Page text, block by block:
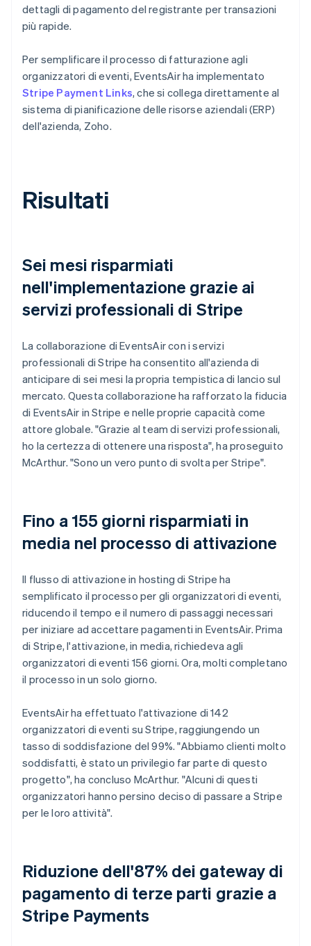
dettagli di pagamento del registrante per transazioni
più rapide.
Per semplificare il processo di fatturazione agli
organizzatori di eventi, EventsAir ha implementato
Stripe Payment Links, che si collega direttamente al
sistema di pianificazione delle risorse aziendali (ERP)
dell'azienda, Zoho.
Risultati
Sei mesi risparmiati
nell'implementazione grazie ai
servizi professionali di Stripe
La collaborazione di EventsAir con i servizi
professionali di Stripe ha consentito all'azienda di
anticipare di sei mesi la propria tempistica di lancio sul
mercato. Questa collaborazione ha rafforzato la fiducia
di EventsAir in Stripe e nelle proprie capacità come
attore globale. "Grazie al team di servizi professionali,
ho la certezza di ottenere una risposta", ha proseguito
McArthur. "Sono un vero punto di svolta per Stripe".
Fino a 155 giorni risparmiati in
media nel processo di attivazione
Il flusso di attivazione in hosting di Stripe ha
semplificato il processo per gli organizzatori di eventi,
riducendo il tempo e il numero di passaggi necessari
per iniziare ad accettare pagamenti in EventsAir. Prima
di Stripe, l'attivazione, in media, richiedeva agli
organizzatori di eventi 156 giorni. Ora, molti completano
il processo in un solo giorno.
EventsAir ha effettuato l'attivazione di 142
organizzatori di eventi su Stripe, raggiungendo un
tasso di soddisfazione del 99%. "Abbiamo clienti molto
soddisfatti, è stato un privilegio far parte di questo
progetto", ha concluso McArthur. "Alcuni di questi
organizzatori hanno persino deciso di passare a Stripe
per le loro attività".
Riduzione dell'87% dei gateway di
pagamento di terze parti grazie a
Stripe Payments